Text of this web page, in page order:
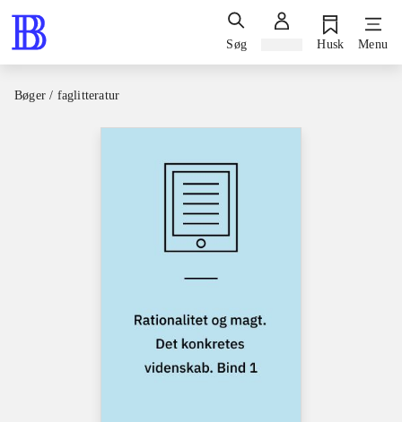
Søg Husk Menu
Bøger / faglitteratur